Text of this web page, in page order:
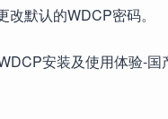
默认的WDCP密码。